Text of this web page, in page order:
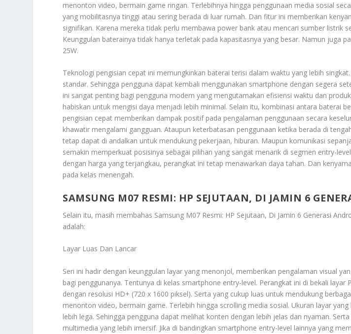
menonton video, bermain game ringan. Terlebihnya hingga penggunaan media sosial
yang mobilitasnya tinggi atau sering berada di luar rumah. Dan fitur ini memberikan
signifikan. Karena mereka tidak perlu membawa power bank atau mencari sumber listrik
Keunggulan baterainya tidak hanya terletak pada kapasitasnya yang besar. Namun juga
25W.
Teknologi pengisian cepat ini memungkinkan baterai terisi dalam waktu yang lebih
standar. Sehingga pengguna dapat kembali menggunakan smartphone dengan segera
ini sangat penting bagi pengguna modern yang mengutamakan efisiensi waktu dan
habiskan untuk mengisi daya menjadi lebih minimal. Selain itu, kombinasi antara baterai
pengisian cepat memberikan dampak positif pada pengalaman penggunaan secara
khawatir mengalami gangguan. Ataupun keterbatasan penggunaan ketika berada di
tetap dapat di andalkan untuk mendukung pekerjaan, hiburan. Maupun komunikasi
semakin memperkuat posisinya sebagai pilihan yang sangat menarik di segmen entry-
dengan harga yang terjangkau, perangkat ini tetap menawarkan daya tahan. Dan
pada kelas menengah.
SAMSUNG M07 RESMI: HP SEJUTAAN, DI JAMIN 6
Selain itu, masih membahas Samsung M07 Resmi: HP Sejutaan, Di Jamin 6 Generasi
adalah:
Layar Luas Dan Lancar
Seri ini hadir dengan keunggulan layar yang menonjol, memberikan pengalaman visual
bagi penggunanya. Tentunya di kelas smartphone entry-level. Perangkat ini di bekali layar
dengan resolusi HD+ (720 x 1600 piksel). Serta yang cukup luas untuk mendukung
menonton video, bermain game. Terlebih hingga scrolling media sosial. Ukuran layar
lebih lega. Sehingga pengguna dapat melihat konten dengan lebih jelas dan nyaman.
multimedia yang lebih imersif. Jika di bandingkan smartphone entry-level lainnya yang